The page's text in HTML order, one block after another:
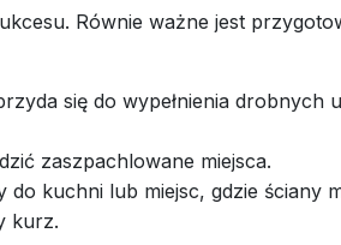
Równie ważne jest
się do wypełnienia drobnych
zaszpachlowane miejsca.
do kuchni lub miejsc, gdzie ściany
kurz.